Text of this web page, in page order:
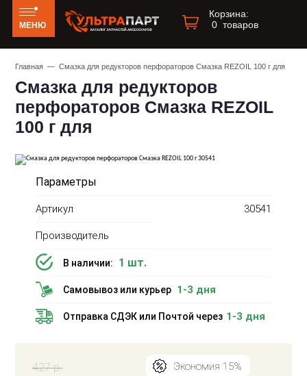
МЕНЮ
Корзина:
0 товаров
Главная — Смазка для редукторов перфораторов Смазка REZOIL 100 г для
Смазка для редукторов
перфораторов Смазка REZOIL
100 г для
Параметры
Артикул 30541
Производитель
В наличии: 1 шт.
Самовывоз или курьер 1-3 дня
Отправка СДЭК или Почтой через 1-3 дня
427 р. Экономия 15%